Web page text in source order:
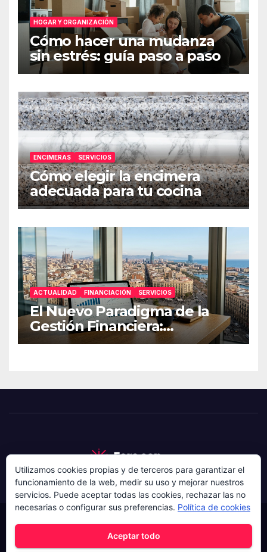
HOGAR Y ORGANIZACIÓN
Cómo hacer una mudanza
sin estrés: guía paso a paso
ENCIMERAS SERVICIOS
Cómo elegir la encimera
adecuada para tu cocina
ACTUALIDAD FINANCIACIÓN SERVICIOS
El Nuevo Paradigma de la
Gestión Financiera:
Estrategias de Resiliencia
Funciona gracias a WordPress|Tema: News Hunt de
Themeansar.
Utilizamos cookies propias y de terceros para garantizar el
funcionamiento de la web, medir su uso y mejorar nuestros
servicios. Puede aceptar todas las cookies, rechazar las no
necesarias o configurar sus preferencias. Política de cookies
Aceptar todo